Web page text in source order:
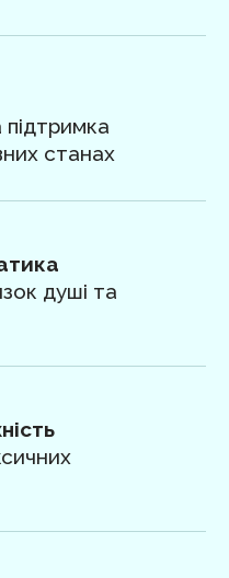
підтримка
станах
душі та